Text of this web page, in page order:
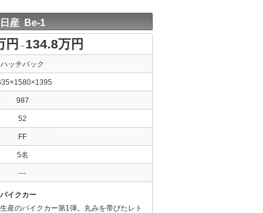
日産 Be-1
円 ～ 134.8万円
ハッチバック
987
52
FF
5名
---
イクカー
産のパイクカー第1弾。丸みを帯びたレト